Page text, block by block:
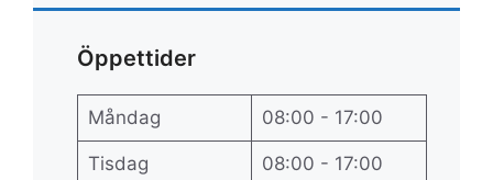
Öppettider
Måndag 08:00 - 17:00
Tisdag 08:00 - 17:00